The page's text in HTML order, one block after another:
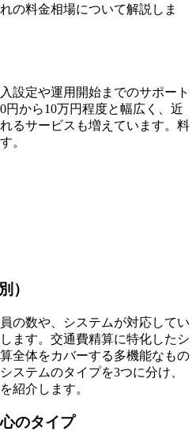
の料金相場について解説しま
設定や運用開始までのサポート
円から10万円程度と幅広く、近
るサービスも増えています。料
。
）
の数や、システムが対応してい
ます。交通費精算に特化したシ
全体をカバーする多機能なもの
ステムのタイプを3つに分け、
紹介します。
のタイプ